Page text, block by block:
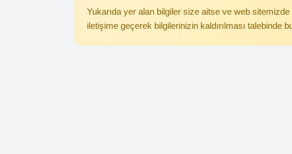
Yukarıda yer alan bilgiler size aitse ve web
iletişime geçerek bilgilerinizin kaldırılması talebinde